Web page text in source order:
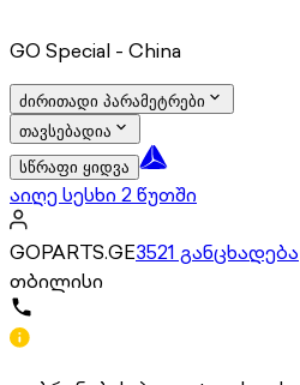
GO Special - China
ძირითადი პარამეტრები
თავსებადია
სწრაფი ყიდვა
აიღე სესხი 2 წუთში
GOPARTS.GE3521 განცხადება
თბილისი